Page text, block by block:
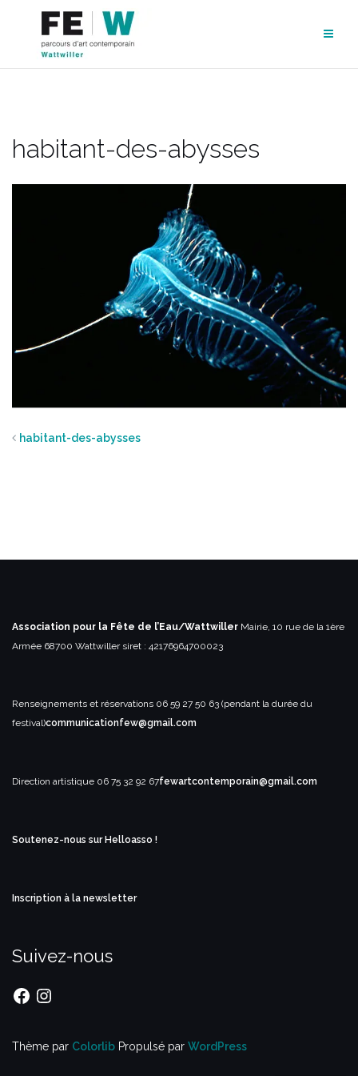
contenu
habitant-des-abysses
habitant-des-abysses
Association pour la Fête de l’Eau/Wattwiller Mairie, 10 rue de la 1ère
Armée 68700 Wattwillersiret : 42176964700023
Renseignements et réservations 06 59 27 50 63 (pendant la durée du
festival)communicationfew@gmail.com
Direction artistique 06 75 32 92 67fewartcontemporain@gmail.com
Soutenez-nous sur Helloasso !
Inscription à la newsletter
Suivez-nous
FacebookInstagram
Thème par Colorlib Propulsé par WordPress